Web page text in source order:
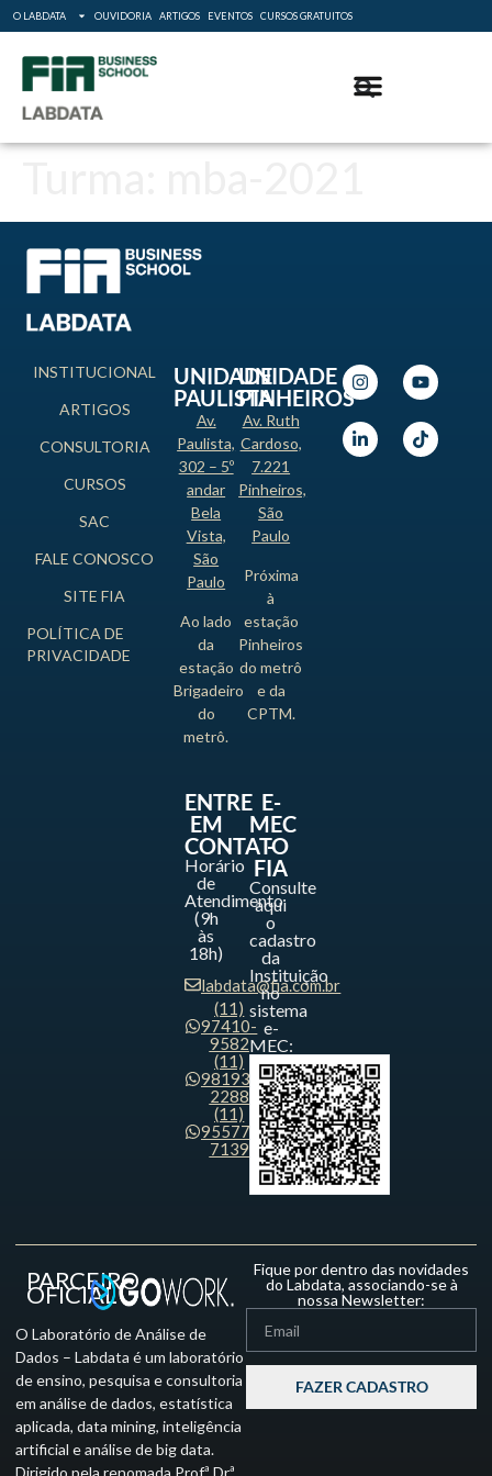
O LABDATA OUVIDORIA ARTIGOS EVENTOS CURSOS GRATUITOS
INSTITUCIONAL
ARTIGOS
CONSULTORIA
CURSOS
SAC
FALE CONOSCO
SITE FIA
POLÍTICA DE
PRIVACIDADE
UNIDADE
PAULISTA
Av.
Paulista,
302 – 5º
andar
Bela
Vista,
São
Paulo
Ao lado
da
estação
Brigadeiro
do
metrô.
UNIDADE
PINHEIROS
Av. Ruth
Cardoso,
7.221
Pinheiros,
São
Paulo
Próxima
à
estação
Pinheiros
do metrô
e da
CPTM.
ENTRE
EM
CONTATO
Horário
de
Atendimento
(9h
às
18h)
labdata@fia.com.br
(11)
97410-
9582
(11)
98193-
2288
(11)
95577-
7139
E-
MEC
-
FIA
Consulte
aqui
o
cadastro
da
Instituição
no
sistema
e-
MEC:
PARCEIRO
OFICIAL
O Laboratório de Análise de
Dados – Labdata é um laboratório
de ensino, pesquisa e consultoria
em análise de dados, estatística
aplicada, data mining, inteligência
artificial e análise de big data.
Fique por dentro das novidades
do Labdata, associando-se à
nossa Newsletter:
FAZER CADASTRO